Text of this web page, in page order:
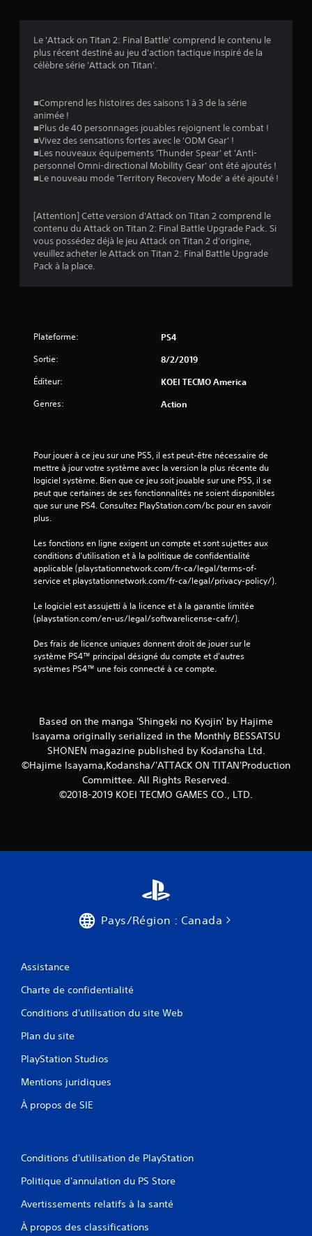
0
5
a
u
a
Le 'Attack on Titan 2: Final Battle' comprend le contenu le
plus récent destiné au jeu d'action tactique inspiré de la
célèbre série 'Attack on Titan'.
■Comprend les histoires des saisons 1 à 3 de la série
animée !
■Plus de 40 personnages jouables rejoignent le combat !
■Vivez des sensations fortes avec le 'ODM Gear' !
■Les nouveaux équipements 'Thunder Spear' et 'Anti-
personnel Omni-directional Mobility Gear' ont été ajoutés !
■Le nouveau mode 'Territory Recovery Mode' a été ajouté !
[Attention] Cette version d'Attack on Titan 2 comprend le
contenu du Attack on Titan 2: Final Battle Upgrade Pack. Si
vous possédez déjà le jeu Attack on Titan 2 d'origine,
veuillez acheter le Attack on Titan 2: Final Battle Upgrade
Pack à la place.
Plateforme: PS4
Sortie: 8/2/2019
Éditeur: KOEI TECMO America
Genres: Action
Pour jouer à ce jeu sur une PS5, il est peut-être nécessaire de
mettre à jour votre système avec la version la plus récente du
logiciel système. Bien que ce jeu soit jouable sur une PS5, il se
peut que certaines de ses fonctionnalités ne soient disponibles
que sur une PS4. Consultez PlayStation.com/bc pour en savoir
plus.
Les fonctions en ligne exigent un compte et sont sujettes aux
conditions d’utilisation et à la politique de confidentialité
applicable (playstationnetwork.com/fr-ca/legal/terms-of-
service et playstationnetwork.com/fr-ca/legal/privacy-policy/).
Le logiciel est assujetti à la licence et à la garantie limitée
(playstation.com/en-us/legal/softwarelicense-cafr/).
Des frais de licence uniques donnent droit de jouer sur le
système PS4™ principal désigné du compte et d'autres
systèmes PS4™ une fois connecté à ce compte.
Based on the manga 'Shingeki no Kyojin' by Hajime
Isayama originally serialized in the Monthly BESSATSU
SHONEN magazine published by Kodansha Ltd.
©Hajime Isayama,Kodansha/'ATTACK ON TITAN'Production
Committee. All Rights Reserved.
©2018-2019 KOEI TECMO GAMES CO., LTD.
Pays/Région : Canada
Assistance
Charte de confidentialité
Conditions d'utilisation du site Web
Plan du site
PlayStation Studios
Mentions juridiques
À propos de SIE
Conditions d'utilisation de PlayStation
Politique d'annulation du PS Store
Avertissements relatifs à la santé
À propos des classifications